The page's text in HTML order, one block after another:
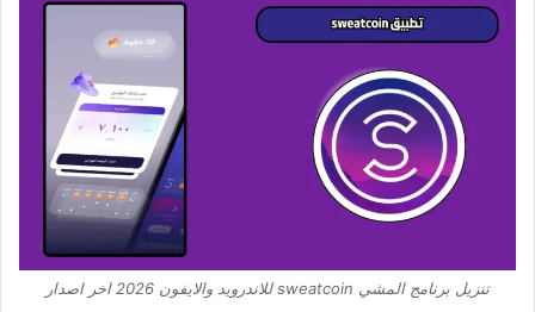
تنزيل برنامج المشي sweatcoin للاندرويد والايفون 2026 اخر اصدار